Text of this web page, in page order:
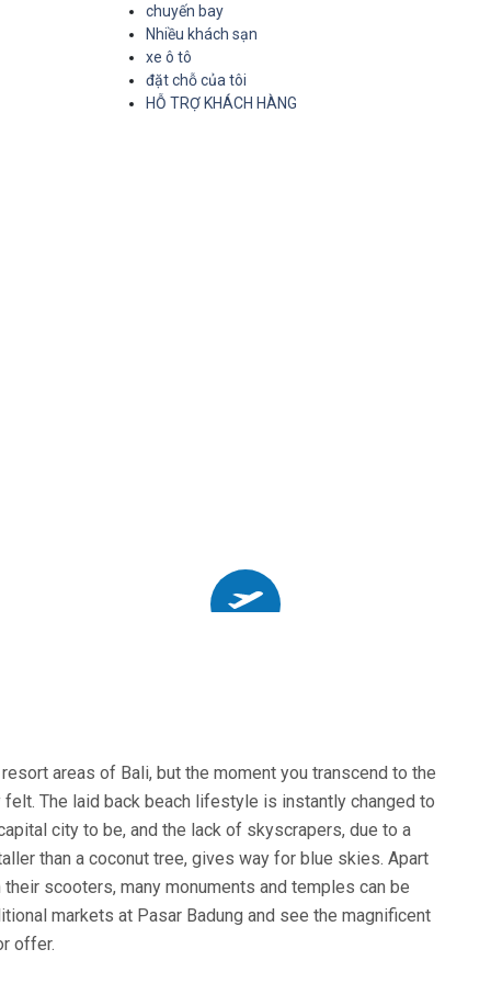
chuyến bay
Nhiều khách sạn
xe ô tô
đặt chỗ của tôi
HỖ TRỢ KHÁCH HÀNG
areas of Bali, but the moment you transcend to the
The laid back beach lifestyle is instantly changed to
city to be, and the lack of skyscrapers, due to a
than a coconut tree, gives way for blue skies. Apart
scooters, many monuments and temples can be
markets at Pasar Badung and see the magnificent
offer.